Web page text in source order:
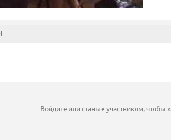
Войдите илистаньте участником, чтобы